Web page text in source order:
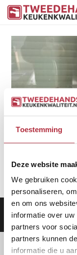
Toestemming
Deze website
We gebruiken
personaliseren,
en om ons
informatie over
partners voor
partners kunnen
informatie die u
Aanbod| Keukens